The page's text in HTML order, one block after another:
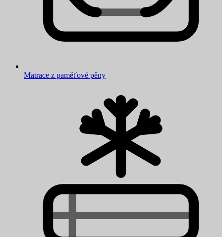
Matrace z paměťové pěny